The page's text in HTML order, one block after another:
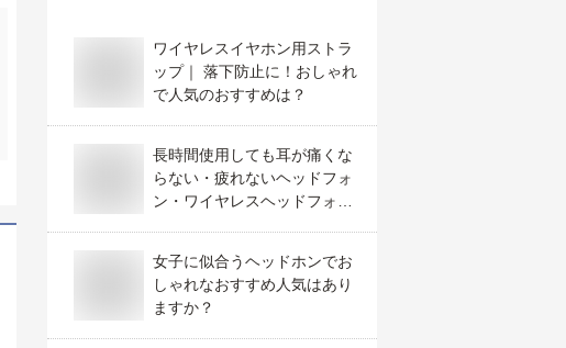
ワイヤレスイヤホン用ストラ
ップ｜ 落下防止に！おしゃれ
で人気のおすすめは？
長時間使用しても耳が痛くな
らない・疲れないヘッドフォ
ン・ワイヤレスヘッドフォン
女子に似合うヘッドホンでお
しゃれなおすすめ人気はあり
ますか？